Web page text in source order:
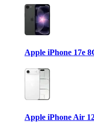
Apple iPhone 17e
Apple iPhone Air